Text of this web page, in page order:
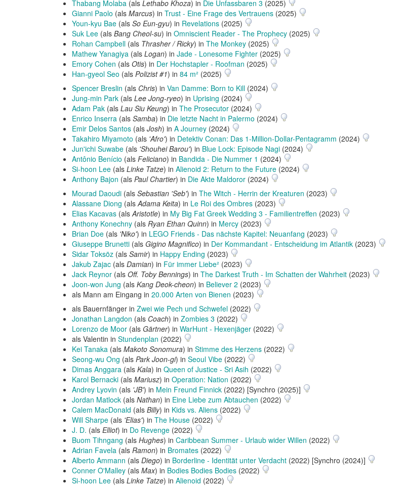
Thabang Molaba (als Lethabo Khoza) in Die Unfassbaren 3 (2025)
Gianni Paolo (als Marcus) in Trust - Eine Frage des Vertrauens (2025)
Youn-kyu Bae (als So Eun-gyu) in Revelations (2025)
Suk Lee (als Bang Cheol-su) in Omniscient Reader - The Prophecy (2025)
Rohan Campbell (als Thrasher / Ricky) in The Monkey (2025)
Mathew Yanagiya (als Logan) in Jade - Lonesome Fighter (2025)
Emory Cohen (als Otis) in Der Hochstapler - Roofman (2025)
Han-gyeol Seo (als Polizist #1) in 84 m² (2025)
Spencer Breslin (als Chris) in Van Damme: Born to Kill (2024)
Jung-min Park (als Lee Jong-ryeo) in Uprising (2024)
Adam Pak (als Lau Siu Keung) in The Prosecutor (2024)
Enrico Inserra (als Samba) in Die letzte Nacht in Palermo (2024)
Emir Delos Santos (als Josh) in A Journey (2024)
Takahiro Miyamoto (als 'Afro') in Detektiv Conan: Das 1-Million-Dollar-Pentagramm (2024)
Jun'ichi Suwabe (als 'Shouhei Barou') in Blue Lock: Episode Nagi (2024)
Antônio Benício (als Feliciano) in Bandida - Die Nummer 1 (2024)
Si-hoon Lee (als Linke Tatze) in Alienoid 2: Return to the Future (2024)
Anthony Bajon (als Paul Chartier) in Die Akte Maldoror (2024)
Mourad Daoudi (als Sebastian 'Seb') in The Witch - Herrin der Kreaturen (2023)
Alassane Diong (alsAdama Keita) in Le Roi des Ombres (2023)
Elias Kacavas (alsAristotle) in My Big Fat Greek Wedding 3 - Familientreffen (2023)
Anthony Konechny (als Ryan Ethan Quinn) in Mercy (2023)
Brian Doe (als 'Niko') in LEGO Friends - Das nächste Kapitel: Neuanfang (2023)
Giuseppe Brunetti (als Gigino Magnifico) in Der Kommandant - Entscheidung im Atlantik (2023)
Sidar Toksöz (als Samir) in Happy Ending (2023)
Jakub Zajac (als Damian) in Für immer Liebe² (2023)
Jack Reynor (als Off. Toby Bennings) in The Darkest Truth - Im Schatten der Wahrheit (2023)
Joon-won Jung (als Kang Deok-cheon) in Believer 2 (2023)
als Mann am Eingang in 20.000 Arten von Bienen (2023)
als Bauernfänger in Zwei wie Pech und Schwefel (2022)
Jonathan Langdon (als Coach) in Zombies 3 (2022)
Lorenzo de Moor (als Gärtner) in WarHunt - Hexenjäger (2022)
als Valentin in Stundenplan (2022)
Kei Tanaka (als Makoto Sonomura) in Stimme des Herzens (2022)
Seong-wu Ong (als Park Joon-gi) in Seoul Vibe (2022)
Dimas Anggara (als Kala) in Queen of Justice - Sri Asih (2022)
Karol Bernacki (als Mariusz) in Operation: Nation (2022)
Andrey Lyovin (als 'JB') in Mein Freund Finnick (2022) [Synchro (2025)]
Jordan Matlock (als Nathan) in Eine Liebe zum Abtauchen (2022)
Calem MacDonald (als Billy) in Kids vs. Aliens (2022)
Will Sharpe (als 'Elias') in The House (2022)
J. D. (als Elliot) in Do Revenge (2022)
Buom Tihngang (als Hughes) in Caribbean Summer - Urlaub wider Willen (2022)
Adrian Favela (als Ramon) in Bromates (2022)
Alberto Ammann (als Diego) in Borderline - Identität unter Verdacht (2022) [Synchro (2024)]
Conner O'Malley (als Max) in Bodies Bodies Bodies (2022)
Si-hoon Lee (als Linke Tatze) in Alienoid (2022)